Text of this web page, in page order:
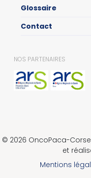
Glossaire
Contact
NOS PARTENAIRES
© 2026 OncoPaca-
et
Mentions